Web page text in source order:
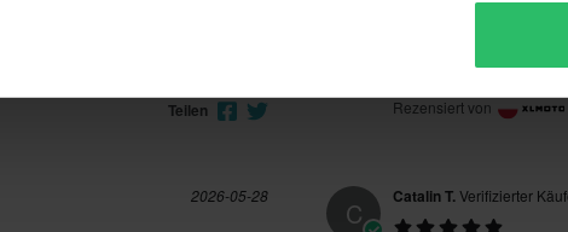
Teilen
Bardzo dobra bluza.
Bardzo dobra bluza.
Rezensiert von
2026-05-28
C Catalin T.Verifizierter